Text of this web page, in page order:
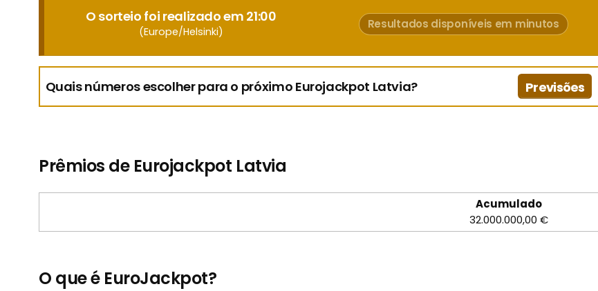
O sorteio foi realizado em 21:00
(Europe/Helsinki)
Resultados disponíveis em minutos
Quais números escolher para o próximo Eurojackpot Latvia? Previsões
Prêmios de Eurojackpot Latvia
Acumulado
32.000.000,00 €
O que é EuroJackpot?